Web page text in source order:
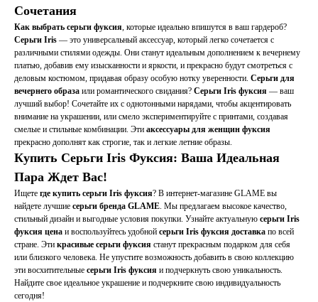
Сочетания
Как выбрать серьги фуксия, которые идеально впишутся в ваш гардероб?
Серьги Iris — это универсальный аксессуар, который легко сочетается с
различными стилями одежды. Они станут идеальным дополнением к вечернему
платью, добавив ему изысканности и яркости, и прекрасно будут смотреться с
деловым костюмом, придавая образу особую нотку уверенности. Серьги для
вечернего образа или романтического свидания? Серьги Iris фуксия — ваш
лучший выбор! Сочетайте их с однотонными нарядами, чтобы акцентировать
внимание на украшении, или смело экспериментируйте с принтами, создавая
смелые и стильные комбинации. Эти аксессуары для женщин фуксия
прекрасно дополнят как строгие, так и легкие летние образы.
Купить Серьги Iris Фуксия: Ваша Идеальная
Пара Ждет Вас!
Ищете где купить серьги Iris фуксия? В интернет-магазине GLAME вы
найдете лучшие серьги бренда GLAME. Мы предлагаем высокое качество,
стильный дизайн и выгодные условия покупки. Узнайте актуальную серьги Iris
фуксия цена и воспользуйтесь удобной серьги Iris фуксия доставка по всей
стране. Эти красивые серьги фуксия станут прекрасным подарком для себя
или близкого человека. Не упустите возможность добавить в свою коллекцию
эти восхитительные серьги Iris фуксия и подчеркнуть свою уникальность.
Найдите свое идеальное украшение и подчеркните свою индивидуальность
сегодня!